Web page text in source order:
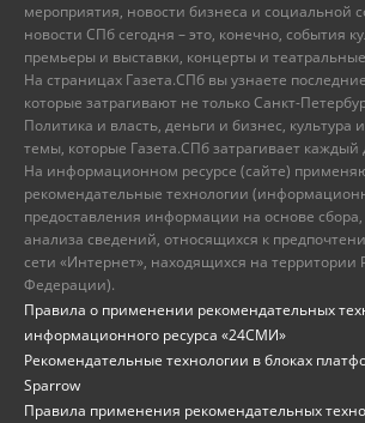
мероприятия, новости бизнеса и социальной
новости СПб сегодня – это, конечно, события
премьеры и выставки, концерты и
На страницах Газета.СПб вы узнаете
которые затрагивают не только Санкт-
Политика и власть, деньги и бизнес, культура
темы, которые Газета.СПб затрагивает каждый
На информационном ресурсе (сайте)
рекомендательные технологии
предоставления информации на основе
анализа сведений, относящихся к
сети «Интернет», находящихся на территории
Федерации).
Правила о применении рекомендательных
информационного ресурса «24СМИ»
Рекомендательные технологии в блоках
Sparrow
Правила применения рекомендательных